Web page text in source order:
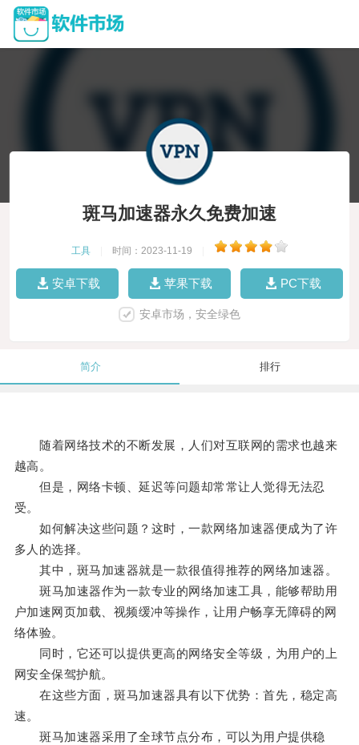
斑马加速器永久免费加速
工具 时间：2023-11-19
安卓下载 苹果下载 PC下载
安卓市场，安全绿色
简介 排行
随着网络技术的不断发展，人们对互联网的需求也越来
越高。
但是，网络卡顿、延迟等问题却常常让人觉得无法忍
受。
如何解决这些问题？这时，一款网络加速器便成为了许
多人的选择。
其中，斑马加速器就是一款很值得推荐的网络加速器。
斑马加速器作为一款专业的网络加速工具，能够帮助用
户加速网页加载、视频缓冲等操作，让用户畅享无障碍的网
络体验。
同时，它还可以提供更高的网络安全等级，为用户的上
网安全保驾护航。
在这些方面，斑马加速器具有以下优势：首先，稳定高
速。
斑马加速器采用了全球节点分布，可以为用户提供稳